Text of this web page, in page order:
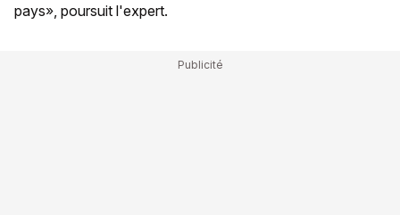
pays», poursuit l'expert.